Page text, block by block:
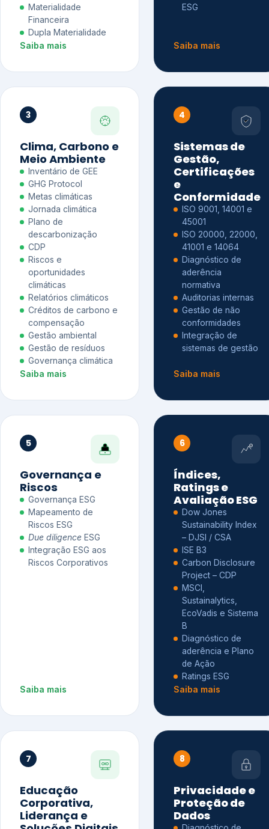
Materialidade
Financeira
Dupla Materialidade
Saiba mais
ESG
Saiba mais
3
Clima, Carbono e
Meio Ambiente
Inventário de GEE
GHG Protocol
Metas climáticas
Jornada climática
Plano de
descarbonização
CDP
Riscos e
oportunidades
climáticas
Relatórios climáticos
Créditos de carbono e
compensação
Gestão ambiental
Gestão de resíduos
Governança climática
Saiba mais
4
Sistemas de
Gestão,
Certificações
e
Conformidade
ISO 9001, 14001 e
45001
ISO 20000, 22000,
41001 e 14064
Diagnóstico de
aderência
normativa
Auditorias internas
Gestão de não
conformidades
Integração de
sistemas de gestão
Saiba mais
5
Governança e
Riscos
Governança ESG
Mapeamento de
Riscos ESG
Due diligence ESG
Integração ESG aos
Riscos Corporativos
Saiba mais
6
Índices,
Ratings e
Avaliação ESG
Dow Jones
Sustainability Index
– DJSI / CSA
ISE B3
Carbon Disclosure
Project – CDP
MSCI,
Sustainalytics,
EcoVadis e Sistema
B
Diagnóstico de
aderência e Plano
de Ação
Ratings ESG
Saiba mais
7
Educação
Corporativa,
Liderança e
8
Privacidade e
Proteção de
Dados